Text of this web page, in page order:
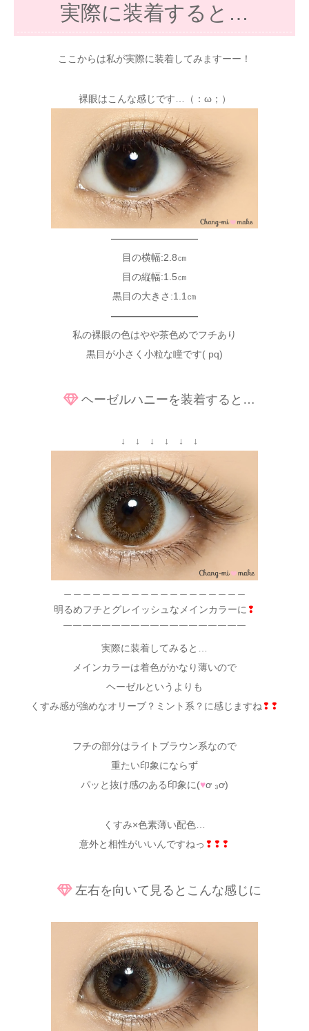
実際に装着すると…
ここからは私が実際に装着してみますーー！
裸眼はこんな感じです…（：ω；）
—————————
目の横幅:2.8㎝
目の縦幅:1.5㎝
黒目の大きさ:1.1㎝
—————————
私の裸眼の色はやや茶色めでフチあり
黒目が小さく小粒な瞳です( pq)
ヘーゼルハニーを装着すると…
↓ ↓ ↓ ↓ ↓ ↓
明るめフチとグレイッシュなメインカラーに ❢
￣￣￣￣￣￣￣￣￣￣￣￣￣￣￣￣￣￣￣
実際に装着してみると…
メインカラーは着色がかなり薄いので
ヘーゼルというよりも
くすみ感が強めなオリーブ？ミント系？に感じますね❢❢
フチの部分はライトブラウン系なので
重たい印象にならず
パッと抜け感のある印象に(♥ơ ₃ơ)
くすみ×色素薄い配色…
意外と相性がいいんですねっ ❢❢❢
左右を向いて見るとこんな感じに